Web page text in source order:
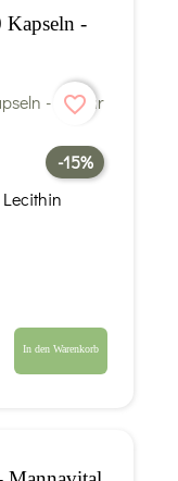
Kapseln -
-15%
In den Warenkorb
favorite_border